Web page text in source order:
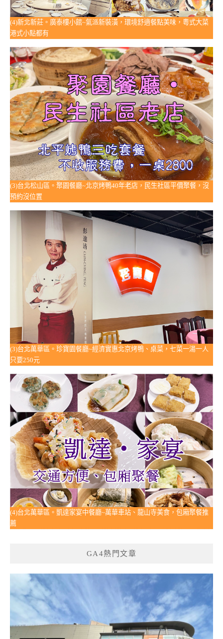
(4)新北新莊。廣泰樓小館~氣派新裝潢，環境舒適餐點美味，粵式大菜
港式小點都有
(3)台北松山區。聚園餐廳~北京烤鴨40年老店，民生社區平價聚餐，沒
預約沒位置
(3)台北萬華區。珍寶園餐廳~經濟實惠北京烤鴨、桌菜，七菜一湯一人
只要250元
(4)台北萬華區。凱達家宴中餐廳~萬華車站、龍山寺美食，包廂聚餐推
薦
GA4熱門文章